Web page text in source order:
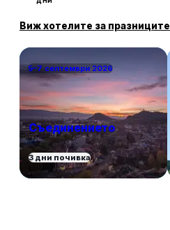
Виж хотелите за празниците
5–7 септември 2026
Съединението
3 дни почивка